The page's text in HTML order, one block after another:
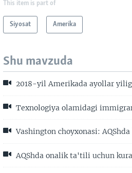
This item is part of
Siyosat Amerika
Shu mavzuda
2018-yil Amerikada ayollar
Texnologiya olamidagi
Vashington choyxonasi:
AQShda onalik ta'tili uchun